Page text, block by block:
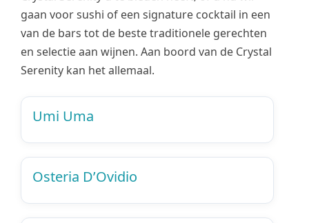
gaan voor sushi of een signature cocktail in een
van de bars tot de beste traditionele gerechten
en selectie aan wijnen. Aan boord van de Crystal
Serenity kan het allemaal.
Umi Uma
Osteria D’Ovidio